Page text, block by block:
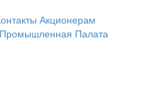
Акционерам
Палата